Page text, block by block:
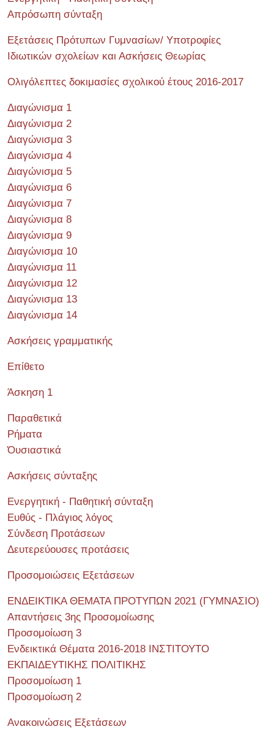
Απρόσωπη σύνταξη
Εξετάσεις Πρότυπων Γυμνασίων/ Υποτροφίες
Ιδιωτικών σχολείων και Ασκήσεις Θεωρίας
Ολιγόλεπτες δοκιμασίες σχολικού έτους 2016-2017
Διαγώνισμα 1
Διαγώνισμα 2
Διαγώνισμα 3
Διαγώνισμα 4
Διαγώνισμα 5
Διαγώνισμα 6
Διαγώνισμα 7
Διαγώνισμα 8
Διαγώνισμα 9
Διαγώνισμα 10
Διαγώνισμα 11
Διαγώνισμα 12
Διαγώνισμα 13
Διαγώνισμα 14
Ασκήσεις γραμματικής
Επίθετο
Άσκηση 1
Παραθετικά
Ρήματα
Όυσιαστικά
Ασκήσεις σύνταξης
Ενεργητική - Παθητική σύνταξη
Ευθύς - Πλάγιος λόγος
Σύνδεση Προτάσεων
Δευτερεύουσες προτάσεις
Προσομοιώσεις Εξετάσεων
ΕΝΔΕΙΚΤΙΚΑ ΘΕΜΑΤΑ ΠΡΟΤΥΠΩΝ 2021 (ΓΥΜΝΑΣΙΟ)
Απαντήσεις 3ης Προσομοίωσης
Προσομοίωση 3
Ενδεικτικά Θέματα 2016-2018 ΙΝΣΤΙΤΟΥΤΟ
ΕΚΠΑΙΔΕΥΤΙΚΗΣ ΠΟΛΙΤΙΚΗΣ
Προσομοίωση 1
Προσομοίωση 2
Ανακοινώσεις Εξετάσεων